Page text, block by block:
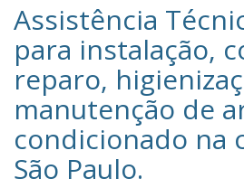
Assistência
para instalação,
reparo,
manutenção de
condicionado na
São Paulo.